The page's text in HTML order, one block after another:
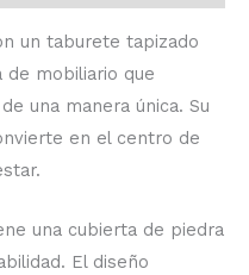
un taburete tapizado
de mobiliario que
una manera única. Su
en el centro de
una cubierta de piedra
El diseño